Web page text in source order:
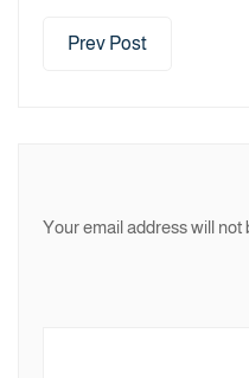
Prev Post
Your email address will not